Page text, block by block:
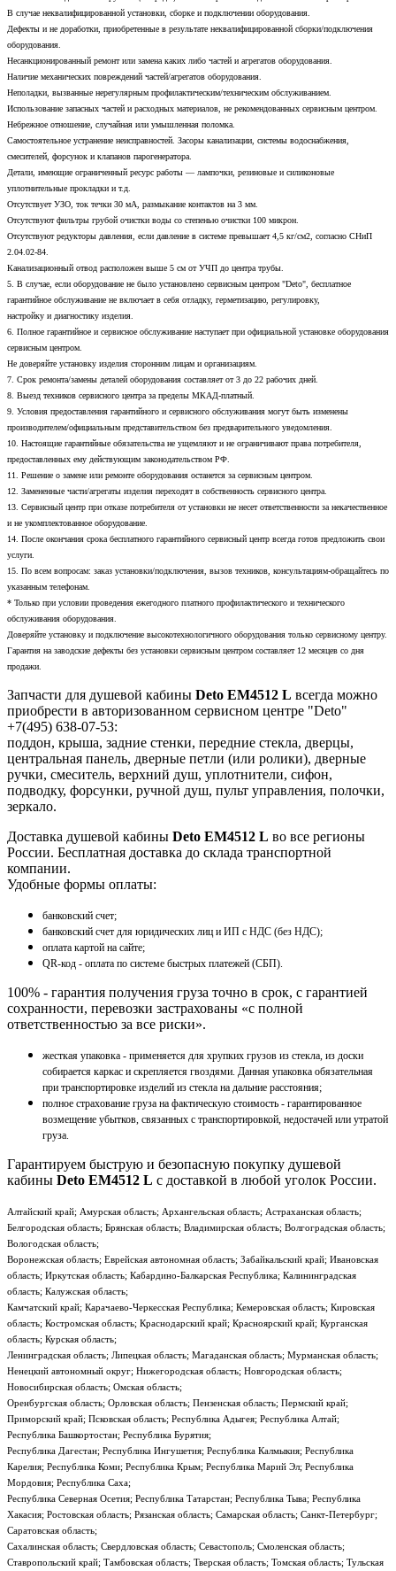
В случае неквалифицированной установки, сборке и подключении оборудования.
Дефекты и не доработки, приобретенные в результате неквалифицированной сборки/подключения
оборудования.
Несанкционированный ремонт или замена каких либо частей и агрегатов оборудования.
Наличие механических повреждений частей/агрегатов оборудования.
Неполадки, вызванные нерегулярным профилактическим/техническим обслуживанием.
Использование запасных частей и расходных материалов, не рекомендованных сервисным центром.
Небрежное отношение, случайная или умышленная поломка.
Самостоятельное устранение неисправностей. Засоры канализации, системы водоснабжения,
смесителей, форсунок и клапанов парогенератора.
Детали, имеющие ограниченный ресурс работы — лампочки, резиновые и силиконовые
уплотнительные прокладки и т.д.
Отсутствует УЗО, ток течки 30 мА, размыкание контактов на 3 мм.
Отсутствуют фильтры грубой очистки воды со степенью очистки 100 микрон.
Отсутствуют редукторы давления, если давление в системе превышает 4,5 кг/см2, согласно СНиП
2.04.02-84.
Канализационный отвод расположен выше 5 см от УЧП до центра трубы.
5. В случае, если оборудование не было установлено сервисным центром "Deto", бесплатное
гарантийное обслуживание не включает в себя отладку, герметизацию, регулировку,
настройку и диагностику изделия.
6. Полное гарантийное и сервисное обслуживание наступает при официальной установке оборудования
сервисным центром.
Не доверяйте установку изделия сторонним лицам и организациям.
7. Срок ремонта/замены деталей оборудования составляет от 3 до 22 рабочих дней.
8. Выезд техников сервисного центра за пределы МКАД-платный.
9. Условия предоставления гарантийного и сервисного обслуживания могут быть изменены
производителем/официальным представительством без предварительного уведомления.
10. Настоящие гарантийные обязательства не ущемляют и не ограничивают права потребителя,
предоставленных ему действующим законодательством РФ.
11. Решение о замене или ремонте оборудования останется за сервисным центром.
12. Замененные части/агрегаты изделия переходят в собственность сервисного центра.
13. Сервисный центр при отказе потребителя от установки не несет ответственности за некачественное
и не укомплектованное оборудование.
14. После окончания срока бесплатного гарантийного сервисный центр всегда готов предложить свои
услуги.
15. По всем вопросам: заказ установки/подключения, вызов техников, консультациям-обращайтесь по
указанным телефонам.
* Только при условии проведения ежегодного платного профилактического и технического
обслуживания оборудования.
Доверяйте установку и подключение высокотехнологичного оборудования только сервисному центру.
Гарантия на заводские дефекты без установки сервисным центром составляет 12 месяцев со дня
продажи.
Запчасти для душевой кабины Deto EM4512 L всегда можно
приобрести в авторизованном сервисном центре "Deto"
+7(495) 638-07-53:
поддон, крыша, задние стенки, передние стекла, дверцы,
центральная панель, дверные петли (или ролики), дверные
ручки, смеситель, верхний душ, уплотнители, сифон,
подводку, форсунки, ручной душ, пульт управления, полочки,
зеркало.
Доставка душевой кабины Deto EM4512 L во все регионы
России. Бесплатная доставка до склада транспортной
компании.
Удобные формы оплаты:
банковский счет;
банковский счет для юридических лиц и ИП с НДС (без НДС);
оплата картой на сайте;
QR-код - оплата по системе быстрых платежей (СБП).
100% - гарантия получения груза точно в срок, с гарантией
сохранности, перевозки застрахованы «с полной
ответственностью за все риски».
жесткая упаковка - применяется для хрупких грузов из стекла, из доски
собирается каркас и скрепляется гвоздями. Данная упаковка обязательная
при транспортировке изделий из стекла на дальние расстояния;
полное страхование груза на фактическую стоимость - гарантированное
возмещение убытков, связанных с транспортировкой, недостачей или утратой
груза.
Гарантируем быструю и безопасную покупку душевой
кабины Deto EM4512 L с доставкой в любой уголок России.
Алтайский край; Амурская область; Архангельская область; Астраханская область;
Белгородская область; Брянская область; Владимирская область; Волгоградская область;
Вологодская область;
Воронежская область; Еврейская автономная область; Забайкальский край; Ивановская
область; Иркутская область; Кабардино-Балкарская Республика; Калининградская
область; Калужская область;
Камчатский край; Карачаево-Черкесская Республика; Кемеровская область; Кировская
область; Костромская область; Краснодарский край; Красноярский край; Курганская
область; Курская область;
Ленинградская область; Липецкая область; Магаданская область; Мурманская область;
Ненецкий автономный округ; Нижегородская область; Новгородская область;
Новосибирская область; Омская область;
Оренбургская область; Орловская область; Пензенская область; Пермский край;
Приморский край; Псковская область; Республика Адыгея; Республика Алтай;
Республика Башкортостан; Республика Бурятия;
Республика Дагестан; Республика Ингушетия; Республика Калмыкия; Республика
Карелия; Республика Коми; Республика Крым; Республика Марий Эл; Республика
Мордовия; Республика Саха;
Республика Северная Осетия; Республика Татарстан; Республика Тыва; Республика
Хакасия; Ростовская область; Рязанская область; Самарская область; Санкт-Петербург;
Саратовская область;
Сахалинская область; Свердловская область; Севастополь; Смоленская область;
Ставропольский край; Тамбовская область; Тверская область; Томская область; Тульская